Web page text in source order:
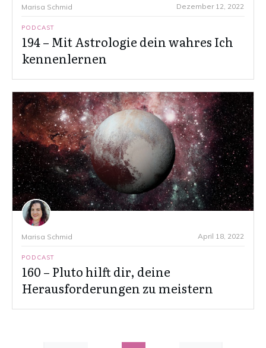
Marisa Schmid Dezember 12, 2022
PODCAST
194 – Mit Astrologie dein wahres Ich
kennenlernen
Marisa Schmid April 18, 2022
PODCAST
160 – Pluto hilft dir, deine
Herausforderungen zu meistern